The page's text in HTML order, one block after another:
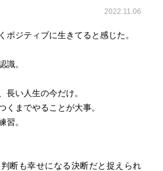
つ取得の新機能レッグウェアを開
たす。2017年、ブランドを売却
らスタート。著書多数(本データは
2022.11.06
ポジティブに生きてると感じた。
識。
長い人生の今だけ。
くまでやることが大事。
習。
断も幸せになる決断だと捉えられ